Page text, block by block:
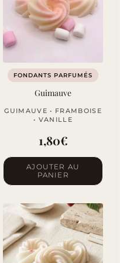
FONDANTS PARFUMÉS
Guimauve
GUIMAUVE • FRAMBOISE
• VANILLE
1,80€
AJOUTER AU
PANIER